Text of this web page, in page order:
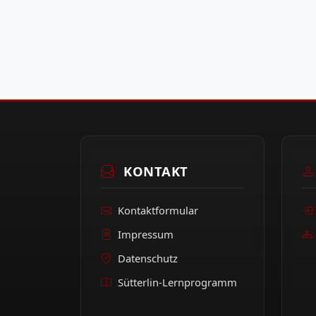
KONTAKT
Kontaktformular
Impressum
Datenschutz
Sütterlin-Lernprogramm